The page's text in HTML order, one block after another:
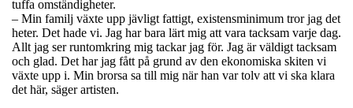
tuffa omständigheter.
– Min familj växte upp jävligt fattigt, existensminimum tror jag det
heter. Det hade vi. Jag har bara lärt mig att vara tacksam varje dag.
Allt jag ser runtomkring mig tackar jag för. Jag är väldigt tacksam
och glad. Det har jag fått på grund av den ekonomiska skiten vi
växte upp i. Min brorsa sa till mig när han var tolv att vi ska klara
det här, säger artisten.